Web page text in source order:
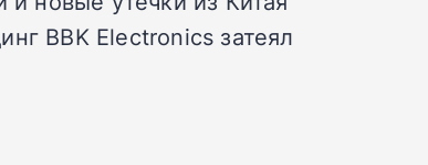
BBK Electronics затеял